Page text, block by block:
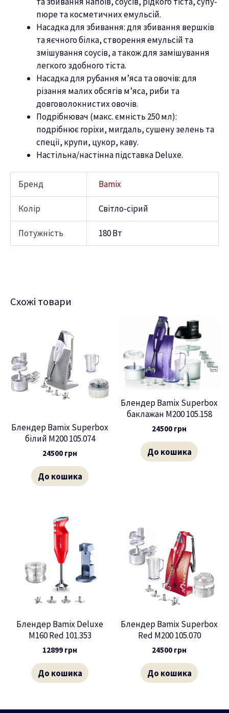
пюре та косметичних емульсій.
Насадка для збивання: для збивання вершків
та яєчного білка, створення емульсій та
змішування соусів, а також для замішування
легкого здобного тіста.
Насадка для рубання м’яса та овочів: для
різання малих обсягів м’яса, риби та
довговолокнистих овочів.
Подрібнювач (макс. ємність 250 мл):
подрібнює горіхи, мигдаль, сушену зелень та
спеції, крупи, цукор, каву.
Настільна/настінна підставка Deluxe.
Бренд Bamix
Колір Світло-сірий
Потужність 180 Вт
Схожі товари
Блендер Bamix Superbox
білий M200 105.074
24500 грн
До кошика
Блендер Bamix Superbox
баклажан M200 105.158
24500 грн
До кошика
Блендер Bamix Deluxe
M160 Red 101.353
12899 грн
До кошика
Блендер Bamix Superbox
Red M200 105.070
24500 грн
До кошика